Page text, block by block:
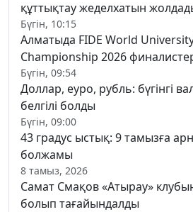
құттықтау жеделхатын
Бүгін, 10:15
Алматыда FIDE World
Championship 2026
Бүгін, 09:54
Доллар, еуро, рубль: бүгінгі
белгілі болды
Бүгін, 09:00
43 градус ыстық: 9 тамызға
болжамы
8 тамыз, 2026
Самат Смақов «Атырау»
болып тағайындалды